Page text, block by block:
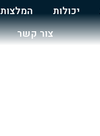
יכולות המלצות
צור קשר